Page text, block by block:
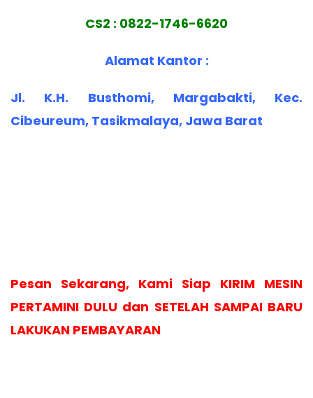
CS2 : 0822-1746-6620
Alamat Kantor :
Jl. K.H. Busthomi, Margabakti, Kec.
Cibeureum, Tasikmalaya, Jawa Barat
Pesan Sekarang, Kami Siap KIRIM MESIN
PERTAMINI DULU dan SETELAH SAMPAI BARU
LAKUKAN PEMBAYARAN